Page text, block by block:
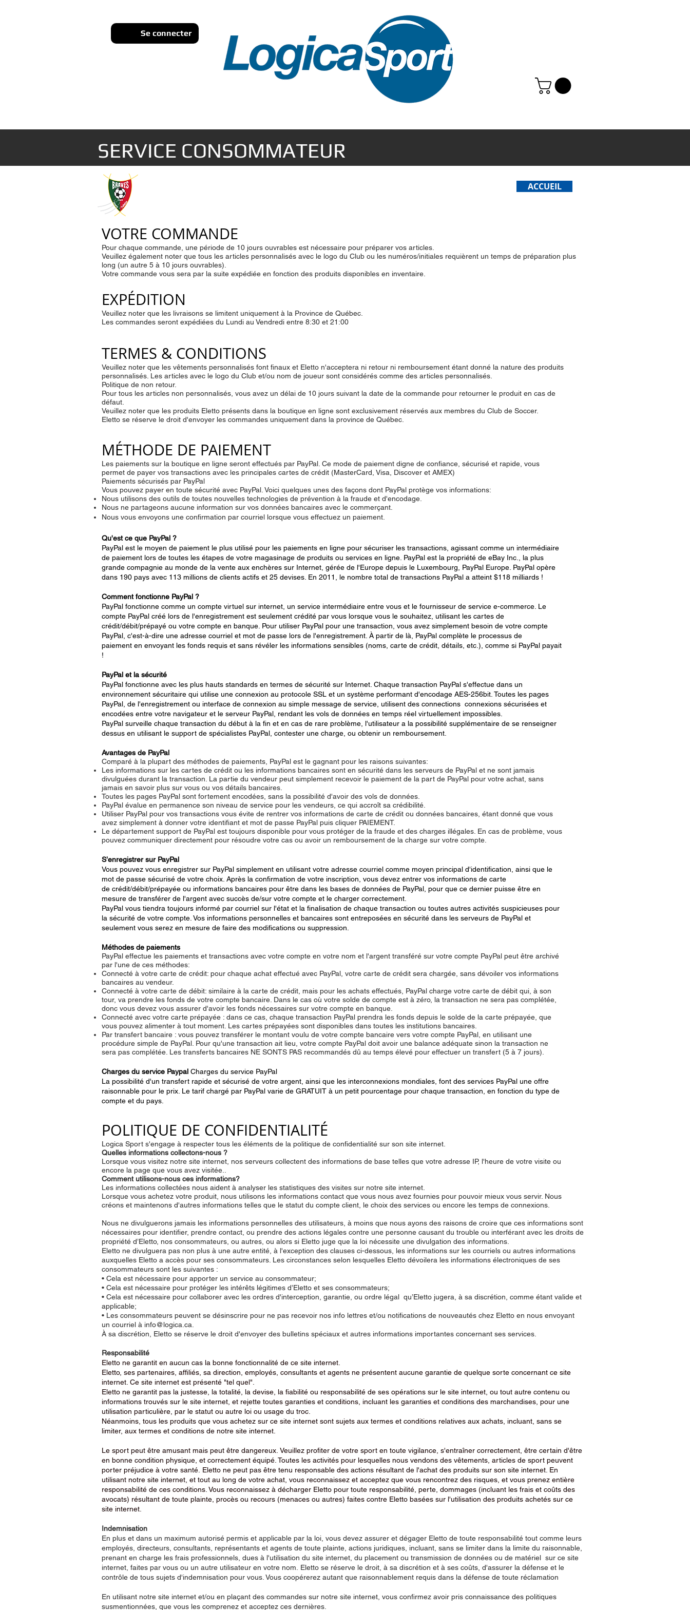
Se connecter
SERVICE CONSOMMATEUR
ACCUEIL
VOTRE COMMANDE
Pour chaque commande, une période de 10 jours ouvrables est nécessaire pour préparer vos articles.
Veuillez également noter que tous les articles personnalisés avec le logo du Club ou les numéros/initiales requièrent un temps de préparation plus
long (un autre 5 à 10 jours ouvrables).
Votre commande vous sera par la suite expédiée en fonction des produits disponibles en inventaire.
EXPÉDITION
Veuillez noter que les livraisons se limitent uniquement à la Province de Québec.
Les commandes seront expédiées du Lundi au Vendredi entre 8:30 et 21:00
TERMES & CONDITIONS
Veuillez noter que les vêtements personnalisés font finaux et Eletto n'acceptera ni retour ni remboursement étant donné la nature des produits
personnalisés. Les articles avec le logo du Club et/ou nom de joueur sont considérés comme des articles personnalisés.
Politique de non retour.
Pour tous les articles non personnalisés, vous avez un délai de 10 jours suivant la date de la commande pour retourner le produit en cas de
défaut.
Veuillez noter que les produits Eletto présents dans la boutique en ligne sont exclusivement réservés aux membres du Club de Soccer.
Eletto se réserve le droit d'envoyer les commandes uniquement dans la province de Québec.
MÉTHODE DE PAIEMENT
Les paiements sur la boutique en ligne seront effectués par PayPal. Ce mode de paiement digne de confiance, sécurisé et rapide, vous
permet de payer vos transactions avec les principales cartes de crédit (MasterCard, Visa, Discover et AMEX)
Paiements sécurisés par PayPal
Vous pouvez payer en toute sécurité avec PayPal. Voici quelques unes des façons dont PayPal protège vos informations:
Nous utilisons des outils de toutes nouvelles technologies de prévention à la fraude et d'encodage.
Nous ne partageons aucune information sur vos données bancaires avec le commerçant.
Nous vous envoyons une confirmation par courriel lorsque vous effectuez un paiement.
Qu'est ce que PayPal ?
PayPal est le moyen de paiement le plus utilisé pour les paiements en ligne pour sécuriser les transactions, agissant comme un intermédiaire
de paiement lors de toutes les étapes de votre magasinage de produits ou services en ligne. PayPal est la propriété de eBay Inc., la plus
grande compagnie au monde de la vente aux enchères sur Internet, gérée de l'Europe depuis le Luxembourg, PayPal Europe. PayPal opère
dans 190 pays avec 113 millions de clients actifs et 25 devises. En 2011, le nombre total de transactions PayPal a atteint $118 milliards !
Comment fonctionne PayPal ?
PayPal fonctionne comme un compte virtuel sur internet, un service intermédiaire entre vous et le fournisseur de service e-commerce. Le
compte PayPal créé lors de l'enregistrement est seulement crédité par vous lorsque vous le souhaitez, utilisant les cartes de
crédit/débit/prépayé ou votre compte en banque. Pour utiliser PayPal pour une transaction, vous avez simplement besoin de votre compte
PayPal, c'est-à-dire une adresse courriel et mot de passe lors de l'enregistrement. À partir de là, PayPal complète le processus de
paiement en envoyant les fonds requis et sans révéler les informations sensibles (noms, carte de crédit, détails, etc.), comme si PayPal payait
!
PayPal et la sécurité
PayPal fonctionne avec les plus hauts standards en termes de sécurité sur Internet. Chaque transaction PayPal s'effectue dans un
environnement sécuritaire qui utilise une connexion au protocole SSL et un système performant d'encodage AES-256bit. Toutes les pages
PayPal, de l'enregistrement ou interface de connexion au simple message de service, utilisent des connections connexions sécurisées et
encodées entre votre navigateur et le serveur PayPal, rendant les vols de données en temps réel virtuellement impossibles.
PayPal surveille chaque transaction du début à la fin et en cas de rare problème, l'utilisateur a la possibilité supplémentaire de se renseigner
dessus en utilisant le support de spécialistes PayPal, contester une charge, ou obtenir un remboursement.
Avantages de PayPal
Comparé à la plupart des méthodes de paiements, PayPal est le gagnant pour les raisons suivantes:
Les informations sur les cartes de crédit ou les informations bancaires sont en sécurité dans les serveurs de PayPal et ne sont jamais
divulguées durant la transaction. La partie du vendeur peut simplement recevoir le paiement de la part de PayPal pour votre achat, sans
jamais en savoir plus sur vous ou vos détails bancaires.
Toutes les pages PayPal sont fortement encodées, sans la possibilité d'avoir des vols de données.
PayPal évalue en permanence son niveau de service pour les vendeurs, ce qui accroît sa crédibilité.
Utiliser PayPal pour vos transactions vous évite de rentrer vos informations de carte de crédit ou données bancaires, étant donné que vous
avez simplement à donner votre identifiant et mot de passe PayPal puis cliquer PAIEMENT.
Le département support de PayPal est toujours disponible pour vous protéger de la fraude et des charges illégales. En cas de problème, vous
pouvez communiquer directement pour résoudre votre cas ou avoir un remboursement de la charge sur votre compte.
S’enregistrer sur PayPal
Vous pouvez vous enregistrer sur PayPal simplement en utilisant votre adresse courriel comme moyen principal d'identification, ainsi que le
mot de passe sécurisé de votre choix. Après la confirmation de votre inscription, vous devez entrer vos informations de carte
de crédit/débit/prépayée ou informations bancaires pour être dans les bases de données de PayPal, pour que ce dernier puisse être en
mesure de transférer de l'argent avec succès de/sur votre compte et le charger correctement.
PayPal vous tiendra toujours informé par courriel sur l'état et la finalisation de chaque transaction ou toutes autres activités suspicieuses pour
la sécurité de votre compte. Vos informations personnelles et bancaires sont entreposées en sécurité dans les serveurs de PayPal et
seulement vous serez en mesure de faire des modifications ou suppression.
Méthodes de paiements
PayPal effectue les paiements et transactions avec votre compte en votre nom et l'argent transféré sur votre compte PayPal peut être archivé
par l'une de ces méthodes:
Connecté à votre carte de crédit: pour chaque achat effectué avec PayPal, votre carte de crédit sera chargée, sans dévoiler vos informations
bancaires au vendeur.
Connecté à votre carte de débit: similaire à la carte de crédit, mais pour les achats effectués, PayPal charge votre carte de débit qui, à son
tour, va prendre les fonds de votre compte bancaire. Dans le cas où votre solde de compte est à zéro, la transaction ne sera pas complétée,
donc vous devez vous assurer d'avoir les fonds nécessaires sur votre compte en banque.
Connecté avec votre carte prépayée : dans ce cas, chaque transaction PayPal prendra les fonds depuis le solde de la carte prépayée, que
vous pouvez alimenter à tout moment. Les cartes prépayées sont disponibles dans toutes les institutions bancaires.
Par transfert bancaire : vous pouvez transférer le montant voulu de votre compte bancaire vers votre compte PayPal, en utilisant une
procédure simple de PayPal. Pour qu'une transaction ait lieu, votre compte PayPal doit avoir une balance adéquate sinon la transaction ne
sera pas complétée. Les transferts bancaires NE SONTS PAS recommandés dû au temps élevé pour effectuer un transfert (5 à 7 jours).
Charges du service Paypal Charges du service PayPal
La possibilité d'un transfert rapide et sécurisé de votre argent, ainsi que les interconnexions mondiales, font des services PayPal une offre
raisonnable pour le prix. Le tarif chargé par PayPal varie de GRATUIT à un petit pourcentage pour chaque transaction, en fonction du type de
compte et du pays.
POLITIQUE DE CONFIDENTIALITÉ
Logica Sport s'engage à respecter tous les éléments de la politique de confidentialité sur son site internet.
Quelles informations collectons-nous ?
Lorsque vous visitez notre site internet, nos serveurs collectent des informations de base telles que votre adresse IP, l'heure de votre visite ou
encore la page que vous avez visitée..
Comment utilisons-nous ces informations?
Les informations collectées nous aident à analyser les statistiques des visites sur notre site internet.
Lorsque vous achetez votre produit, nous utilisons les informations contact que vous nous avez fournies pour pouvoir mieux vous servir. Nous
créons et maintenons d'autres informations telles que le statut du compte client, le choix des services ou encore les temps de connexions.
Nous ne divulguerons jamais les informations personnelles des utilisateurs, à moins que nous ayons des raisons de croire que ces informations sont
nécessaires pour identifier, prendre contact, ou prendre des actions légales contre une personne causant du trouble ou interférant avec les droits de
propriété d’Eletto, nos consommateurs, ou autres, ou alors si Eletto juge que la loi nécessite une divulgation des informations.
Eletto ne divulguera pas non plus à une autre entité, à l'exception des clauses ci-dessous, les informations sur les courriels ou autres informations
auxquelles Eletto a accès pour ses consommateurs. Les circonstances selon lesquelles Eletto dévoilera les informations électroniques de ses
consommateurs sont les suivantes :
• Cela est nécessaire pour apporter un service au consommateur;
• Cela est nécessaire pour protéger les intérêts légitimes d’Eletto et ses consommateurs;
• Cela est nécessaire pour collaborer avec les ordres d'interception, garantie, ou ordre légal qu’Eletto jugera, à sa discrétion, comme étant valide et
applicable;
• Les consommateurs peuvent se désinscrire pour ne pas recevoir nos info lettres et/ou notifications de nouveautés chez Eletto en nous envoyant
un courriel à info@logica.ca.
À sa discrétion, Eletto se réserve le droit d'envoyer des bulletins spéciaux et autres informations importantes concernant ses services.
Responsabilité
Eletto ne garantit en aucun cas la bonne fonctionnalité de ce site internet.
Eletto, ses partenaires, affiliés, sa direction, employés, consultants et agents ne présentent aucune garantie de quelque sorte concernant ce site
internet. Ce site internet est présenté "tel quel".
Eletto ne garantit pas la justesse, la totalité, la devise, la fiabilité ou responsabilité de ses opérations sur le site internet, ou tout autre contenu ou
informations trouvés sur le site internet, et rejette toutes garanties et conditions, incluant les garanties et conditions des marchandises, pour une
utilisation particulière, par le statut ou autre loi ou usage du troc.
Néanmoins, tous les produits que vous achetez sur ce site internet sont sujets aux termes et conditions relatives aux achats, incluant, sans se
limiter, aux termes et conditions de notre site internet.
Le sport peut être amusant mais peut être dangereux. Veuillez profiter de votre sport en toute vigilance, s'entraîner correctement, être certain d'être
en bonne condition physique, et correctement équipé. Toutes les activités pour lesquelles nous vendons des vêtements, articles de sport peuvent
porter préjudice à votre santé. Eletto ne peut pas être tenu responsable des actions résultant de l'achat des produits sur son site internet. En
utilisant notre site internet, et tout au long de votre achat, vous reconnaissez et acceptez que vous rencontrez des risques, et vous prenez entière
responsabilité de ces conditions. Vous reconnaissez à décharger Eletto pour toute responsabilité, perte, dommages (incluant les frais et coûts des
avocats) résultant de toute plainte, procès ou recours (menaces ou autres) faites contre Eletto basées sur l'utilisation des produits achetés sur ce
site internet.
Indemnisation
En plus et dans un maximum autorisé permis et applicable par la loi, vous devez assurer et dégager Eletto de toute responsabilité tout comme leurs
employés, directeurs, consultants, représentants et agents de toute plainte, actions juridiques, incluant, sans se limiter dans la limite du raisonnable,
prenant en charge les frais professionnels, dues à l'utilisation du site internet, du placement ou transmission de données ou de matériel sur ce site
internet, faites par vous ou un autre utilisateur en votre nom. Eletto se réserve le droit, à sa discrétion et à ses coûts, d'assurer la défense et le
contrôle de tous sujets d'indemnisation pour vous. Vous coopérerez autant que raisonnablement requis dans la défense de toute réclamation
En utilisant notre site internet et/ou en plaçant des commandes sur notre site internet, vous confirmez avoir pris connaissance des politiques
susmentionnées, que vous les comprenez et acceptez ces dernières.